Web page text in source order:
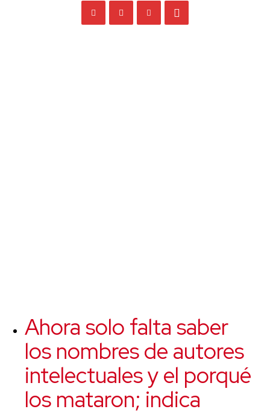
Ahora solo falta saber
los nombres de autores
intelectuales y el porqué
los mataron; indica